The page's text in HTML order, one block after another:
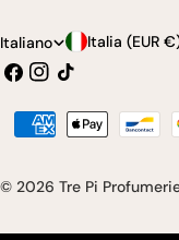
L
i
n
u
Italiano
P
a
e
e
Italia
Facebook
Instagram
Tic
© 2026 Tre Pi
Modalità